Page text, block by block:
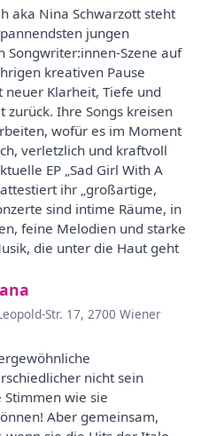
aka Nina Schwarzott steht
jungen
Songwriter:innen-Szene auf
kreativen Pause
Klarheit, Tiefe und
Ihre Songs kreisen
wofür es im Moment
verletzlich und kraftvoll
EP „Sad Girl With A
attestiert ihr „großartige,
sind intime Räume, in
feine Melodien und starke
die unter die Haut geht
Str. 17, 2700 Wiener
nicht sein
wie sie
Aber gemeinsam,